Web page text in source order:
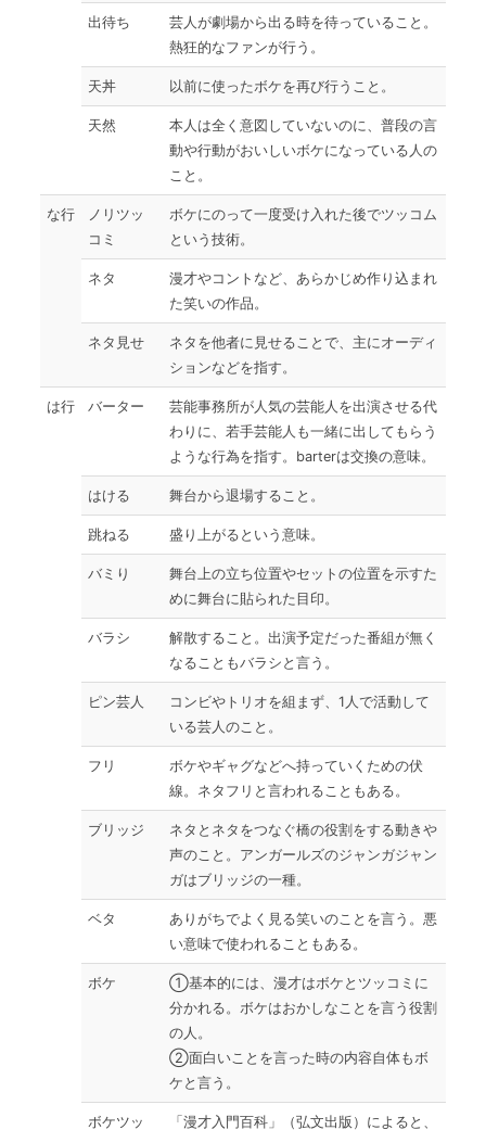
出待ち
芸人が劇場から出る時を待っていること。
熱狂的なファンが行う。
天丼 以前に使ったボケを再び行うこと。
天然
本人は全く意図していないのに、普段の言
動や行動がおいしいボケになっている人の
こと。
な行
ノリツッ
コミ
ボケにのって一度受け入れた後でツッコム
という技術。
ネタ
漫才やコントなど、あらかじめ作り込まれ
た笑いの作品。
ネタ見せ
ネタを他者に見せることで、主にオーディ
ションなどを指す。
は行 バーター
芸能事務所が人気の芸能人を出演させる代
わりに、若手芸能人も一緒に出してもらう
ような行為を指す。barterは交換の意味。
はける 舞台から退場すること。
跳ねる 盛り上がるという意味。
バミり
舞台上の立ち位置やセットの位置を示すた
めに舞台に貼られた目印。
バラシ
解散すること。出演予定だった番組が無く
なることもバラシと言う。
ピン芸人
コンビやトリオを組まず、1人で活動して
いる芸人のこと。
フリ
ボケやギャグなどへ持っていくための伏
線。ネタフリと言われることもある。
ブリッジ
ネタとネタをつなぐ橋の役割をする動きや
声のこと。アンガールズのジャンガジャン
ガはブリッジの一種。
ベタ
ありがちでよく見る笑いのことを言う。悪
い意味で使われることもある。
ボケ
①基本的には、漫才はボケとツッコミに
分かれる。ボケはおかしなことを言う役割
の人。
②面白いことを言った時の内容自体もボ
ケと言う。
ボケツッ 「漫才入門百科」（弘文出版）によると、